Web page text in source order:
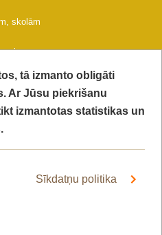
skolām
tā izmanto obligāti
Ar Jūsu piekrišanu
izmantotas statistikas un
Sīkdatņu politika